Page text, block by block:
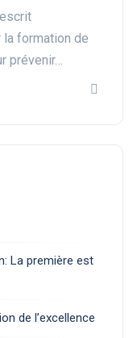
formation de
prévenir…
La première est
de l’excellence